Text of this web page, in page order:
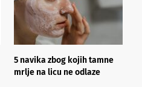
5 navika zbog kojih tamne
mrlje na licu ne odlaze